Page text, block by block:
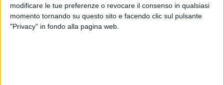
modificare le tue preferenze o revocare il consenso in qualsiasi
momento tornando su questo sito e facendo clic sul pulsante
"Privacy" in fondo alla pagina web.
"In riferimento al grave episodio accaduto questa mattina
all'interno del centro commerciale, la direzione del Gran